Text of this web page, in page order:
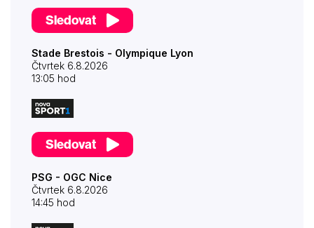
Sledovat
Stade Brestois - Olympique Lyon
Čtvrtek 6.8.2026
13:05 hod
Sledovat
PSG - OGC Nice
Čtvrtek 6.8.2026
14:45 hod